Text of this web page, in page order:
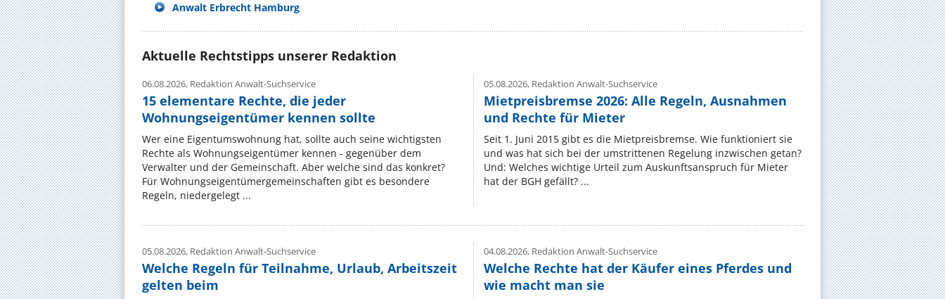
Anwalt Erbrecht Hamburg
Aktuelle Rechtstipps unserer Redaktion
06.08.2026, Redaktion Anwalt-Suchservice
15 elementare Rechte, die jeder
Wohnungseigentümer kennen sollte
Wer eine Eigentumswohnung hat, sollte auch seine wichtigsten
Rechte als Wohnungseigentümer kennen - gegenüber dem
Verwalter und der Gemeinschaft. Aber welche sind das konkret?
Für Wohnungseigentümergemeinschaften gibt es besondere
Regeln, niedergelegt ...
05.08.2026,Redaktion Anwalt-Suchservice
Mietpreisbremse 2026: Alle Regeln, Ausnahmen
und Rechte für Mieter
Seit 1. Juni 2015 gibt es die Mietpreisbremse. Wie funktioniert sie
und was hat sich bei der umstrittenen Regelung inzwischen getan?
Und: Welches wichtige Urteil zum Auskunftsanspruch für Mieter
hat der BGH gefällt? ...
05.08.2026, Redaktion Anwalt-Suchservice
Welche Regeln für Teilnahme, Urlaub, Arbeitszeit
gelten beim
04.08.2026,Redaktion Anwalt-Suchservice
Welche Rechte hat der Käufer eines Pferdes und
wie macht man sie